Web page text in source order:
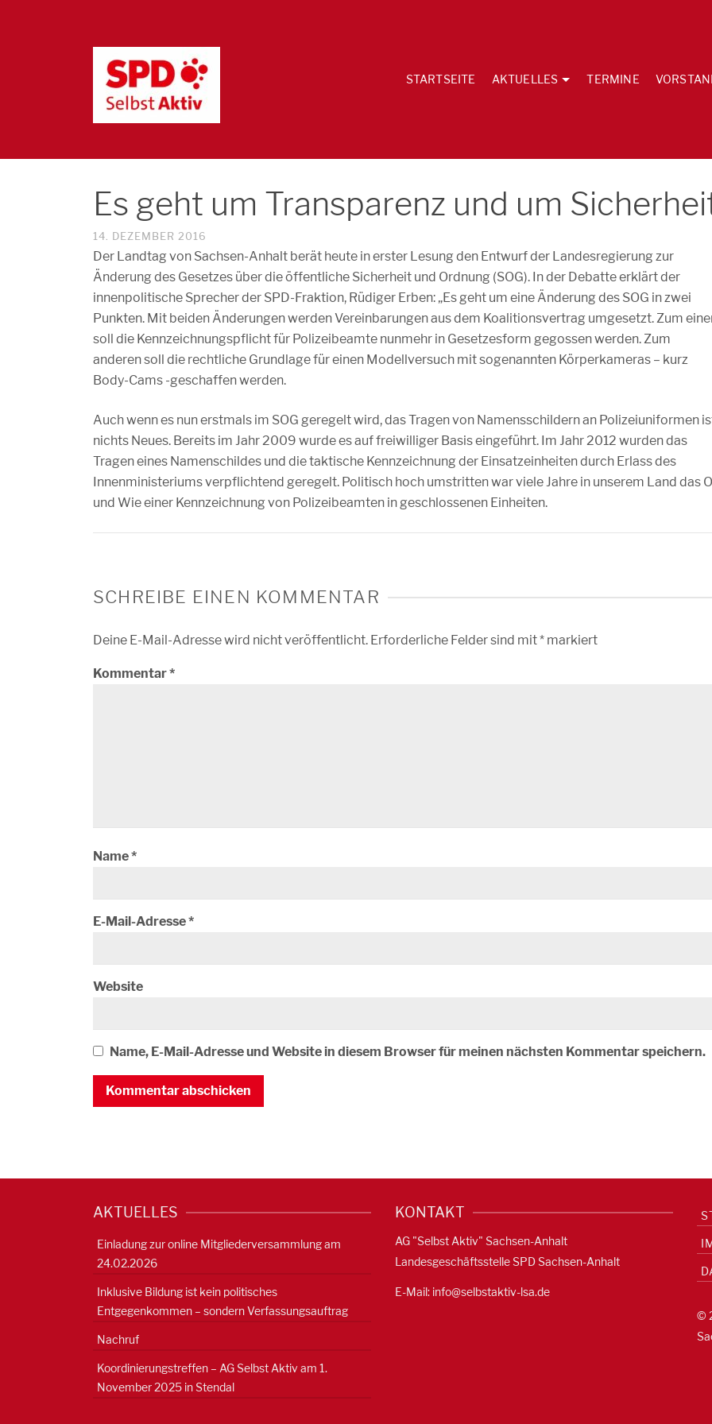
STARTSEITE AKTUELLES TERMINE
Es geht um Transparenz und um
14. DEZEMBER 2016
Der Landtag von Sachsen-Anhalt berät heute in erster Lesung den Entwurf der Landesregierung zur
Änderung des Gesetzes über die öffentliche Sicherheit und Ordnung (SOG). In der Debatte erklärt der
innenpolitische Sprecher der SPD-Fraktion, Rüdiger Erben: „Es geht um eine Änderung des SOG in zwei
Punkten. Mit beiden Änderungen werden Vereinbarungen aus dem Koalitionsvertrag umgesetzt. Zum
soll die Kennzeichnungspflicht für Polizeibeamte nunmehr in Gesetzesform gegossen werden. Zum
anderen soll die rechtliche Grundlage für einen Modellversuch mit sogenannten Körperkameras – kurz
Body-Cams -geschaffen werden.
Auch wenn es nun erstmals im SOG geregelt wird, das Tragen von Namensschildern an Polizeiuniformen
nichts Neues. Bereits im Jahr 2009 wurde es auf freiwilliger Basis eingeführt. Im Jahr 2012 wurden das
Tragen eines Namenschildes und die taktische Kennzeichnung der Einsatzeinheiten durch Erlass des
Innenministeriums verpflichtend geregelt. Politisch hoch umstritten war viele Jahre in unserem Land das
und Wie einer Kennzeichnung von Polizeibeamten in geschlossenen Einheiten.
SCHREIBE EINEN KOMMENTAR
Deine E-Mail-Adresse wird nicht veröffentlicht. Erforderliche Felder sind mit* markiert
Kommentar*
Name*
E-Mail-Adresse*
Website
Name, E-Mail-Adresse und Website in diesem Browser für meinen nächsten Kommentar speichern.
AKTUELLES
Einladung zur online Mitgliederversammlung am
24.02.2026
Inklusive Bildung ist kein politisches
Entgegenkommen – sondern Verfassungsauftrag
Nachruf
Koordinierungstreffen – AG Selbst Aktiv am 1.
November 2025 in Stendal
KONTAKT
AG "Selbst Aktiv" Sachsen-Anhalt
Landesgeschäftsstelle SPD Sachsen-Anhalt
E-Mail: info@selbstaktiv-lsa.de
©